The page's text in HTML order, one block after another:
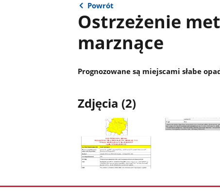
Powrót
Ostrzeżenie
marznące
Prognozowane są miejscami słabe
Zdjęcia (2)